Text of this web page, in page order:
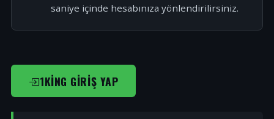
saniye içinde hesabınıza yönlendirilirsiniz.
1KING GIRIŞ YAP